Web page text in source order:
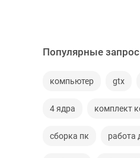
Популярные
компьютер gtx
4 ядра комплект
сборка пк работа